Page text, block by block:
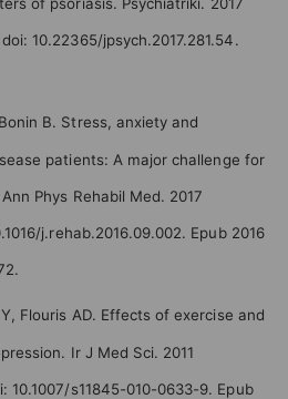
10.22365/jpsych.2017.281.54.
B. Stress, anxiety and
patients: A major challenge for
Phys Rehabil Med. 2017
j.rehab.2016.09.002. Epub 2016
Flouris AD. Effects of exercise and
Ir J Med Sci. 2011
10.1007/s11845-010-0633-9. Epub